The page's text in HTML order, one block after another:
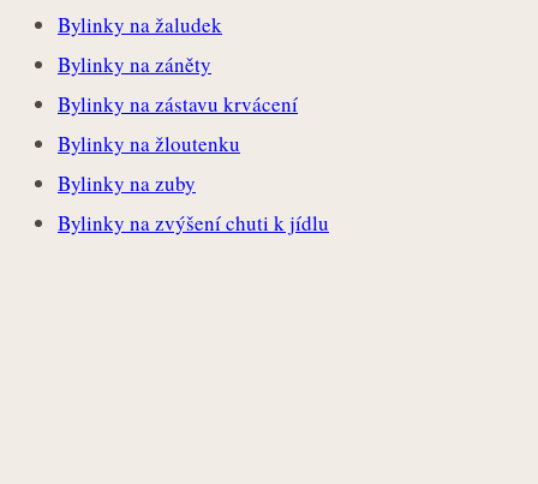
Bylinky na žaludek
Bylinky na záněty
Bylinky na zástavu krvácení
Bylinky na žloutenku
Bylinky na zuby
Bylinky na zvýšení chuti k jídlu